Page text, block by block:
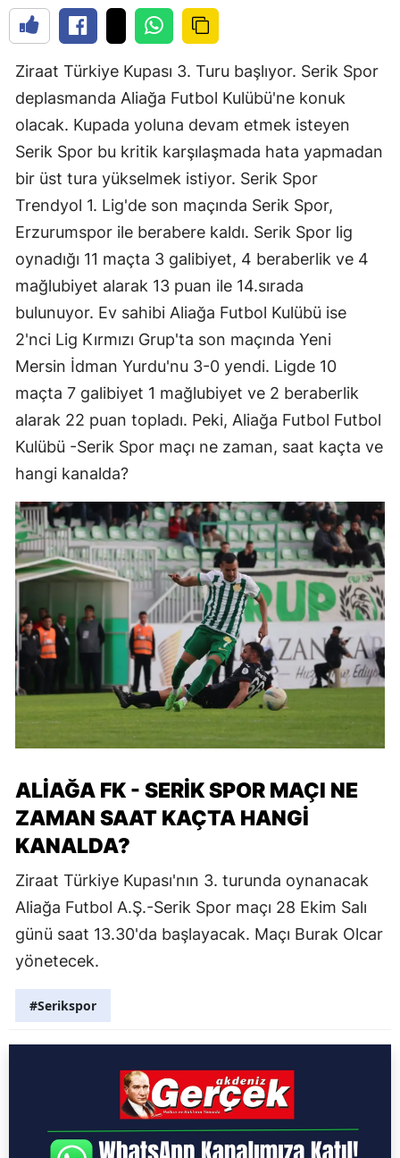
Ziraat Türkiye Kupası 3. Turu başlıyor. Serik Spor
deplasmanda Aliağa Futbol Kulübü'ne konuk
olacak. Kupada yoluna devam etmek isteyen
Serik Spor bu kritik karşılaşmada hata yapmadan
bir üst tura yükselmek istiyor. Serik Spor
Trendyol 1. Lig'de son maçında Serik Spor,
Erzurumspor ile berabere kaldı. Serik Spor lig
oynadığı 11 maçta 3 galibiyet, 4 beraberlik ve 4
mağlubiyet alarak 13 puan ile 14.sırada
bulunuyor. Ev sahibi Aliağa Futbol Kulübü ise
2'nci Lig Kırmızı Grup'ta son maçında Yeni
Mersin İdman Yurdu'nu 3-0 yendi. Ligde 10
maçta 7 galibiyet 1 mağlubiyet ve 2 beraberlik
alarak 22 puan topladı. Peki, Aliağa Futbol Futbol
Kulübü -Serik Spor maçı ne zaman, saat kaçta ve
hangi kanalda?
ALİAĞA FK - SERİK SPOR MAÇI NE
ZAMAN SAAT KAÇTA HANGİ
KANALDA?
Ziraat Türkiye Kupası'nın 3. turunda oynanacak
Aliağa Futbol A.Ş.-Serik Spor maçı 28 Ekim Salı
günü saat 13.30'da başlayacak. Maçı Burak Olcar
yönetecek.
#Serikspor